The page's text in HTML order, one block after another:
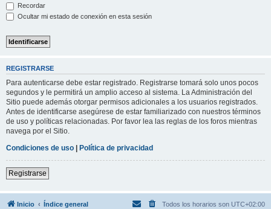
Recordar
Ocultar mi estado de conexión en esta sesión
REGISTRARSE
Para autenticarse debe estar registrado. Registrarse tomará solo unos pocos
segundos y le permitirá un amplio acceso al sistema. La Administración del
Sitio puede además otorgar permisos adicionales a los usuarios registrados.
Antes de identificarse asegúrese de estar familiarizado con nuestros términos
de uso y políticas relacionadas. Por favor lea las reglas de los foros mientras
navega por el Sitio.
Condiciones de uso | Política de privacidad
Registrarse
Inicio Índice general Todos los horarios son UTC+02:00